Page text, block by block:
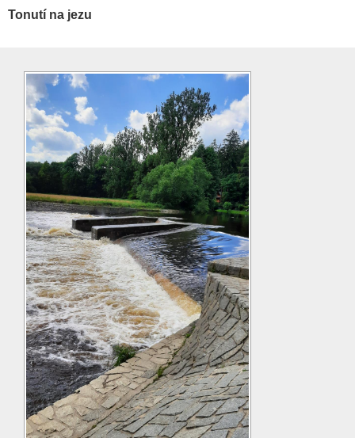
Tonutí na jezu